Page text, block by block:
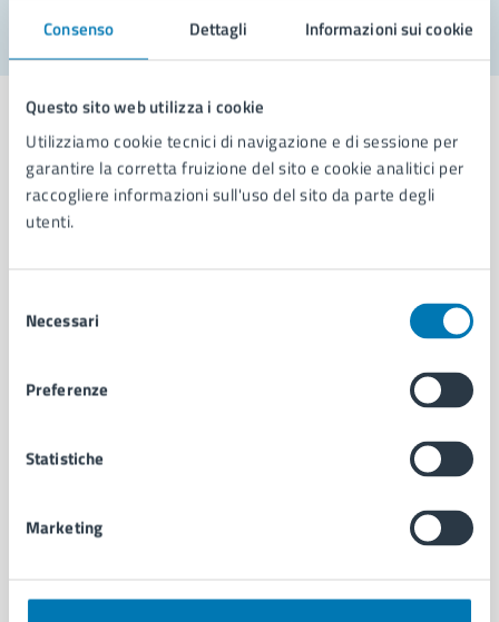
Consenso Dettagli Informazioni sui cookie
Questo sito web utilizza i cookie
Utilizziamo cookie tecnici di navigazione e di sessione per
garantire la corretta fruizione del sito e cookie analitici per
raccogliere informazioni sull'uso del sito da parte degli
utenti.
delNecessari
Preferenze
Statistiche
Marketing
Comune di Napoli
Organi di governo
Uffici
Personale amministrativo